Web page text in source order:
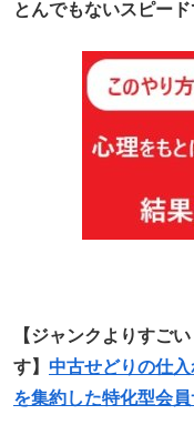
とんでもないスピー
【ジャンクよりすご
す】 中古せどりの仕
を集約した特化型会員